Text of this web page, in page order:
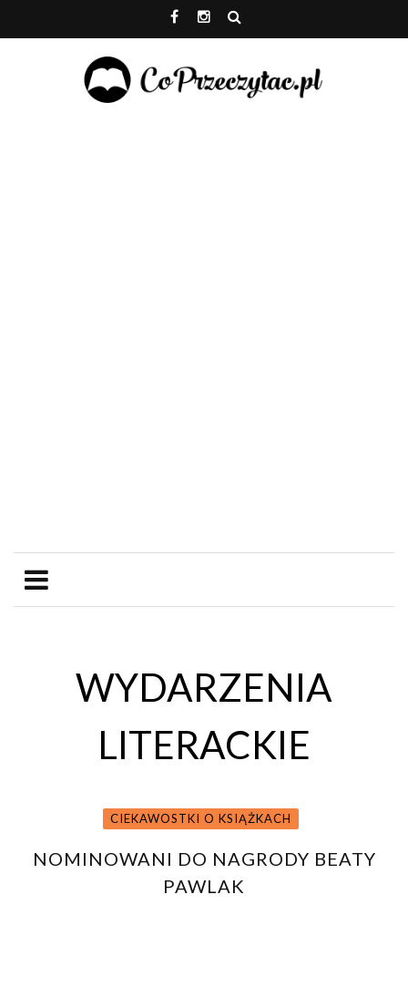
WYDARZENIA
LITERACKIE
CIEKAWOSTKI O KSIĄŻKACH
NOMINOWANI DO NAGRODY BEATY
PAWLAK